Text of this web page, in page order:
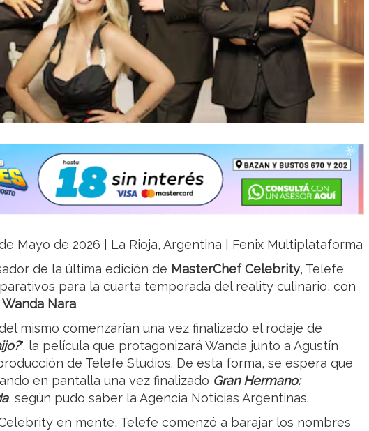
de Mayo de 2026 | La Rioja, Argentina | Fenix Multiplataforma
de la última edición de MasterChef Celebrity, Telefe
para la cuarta temporada del reality culinario, con
Wanda Nara.
mismo comenzarían una vez finalizado el rodaje de
", la película que protagonizará Wanda junto a Agustín
de Telefe Studios. De esta forma, se espera que
en pantalla una vez finalizado Gran Hermano:
, según pudo saber la Agencia Noticias Argentinas.
en mente, Telefe comenzó a barajar los nombres